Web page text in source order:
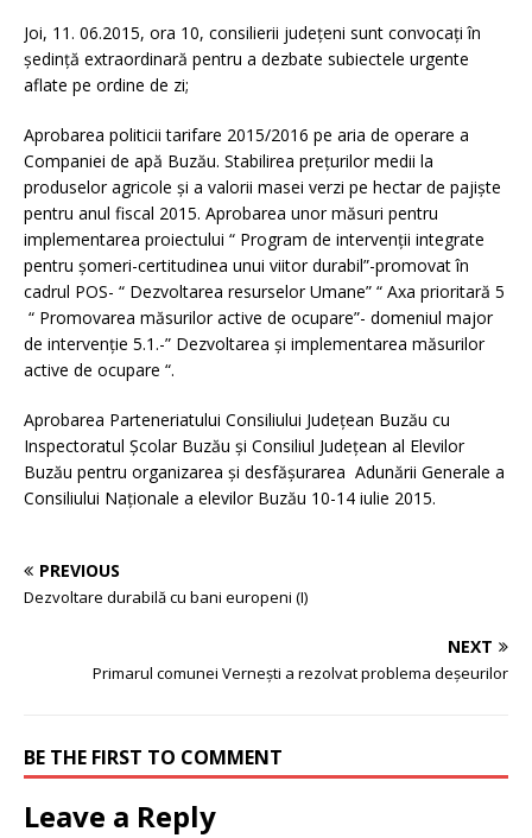
Joi, 11. 06.2015, ora 10, consilierii judeţeni sunt convocaţi în
şedinţă extraordinară pentru a dezbate subiectele urgente
aflate pe ordine de zi;
Aprobarea politicii tarifare 2015/2016 pe aria de operare a
Companiei de apă Buzău. Stabilirea preţurilor medii la
produselor agricole şi a valorii masei verzi pe hectar de pajişte
pentru anul fiscal 2015. Aprobarea unor măsuri pentru
implementarea proiectului “ Program de intervenţii integrate
pentru şomeri-certitudinea unui viitor durabil”-promovat în
cadrul POS- “ Dezvoltarea resurselor Umane” “ Axa prioritară 5
“ Promovarea măsurilor active de ocupare”- domeniul major
de intervenţie 5.1.-” Dezvoltarea şi implementarea măsurilor
active de ocupare “.
Aprobarea Parteneriatului Consiliului Judeţean Buzău cu
Inspectoratul Şcolar Buzău şi Consiliul Judeţean al Elevilor
Buzău pentru organizarea şi desfăşurarea Adunării Generale a
Consiliului Naţionale a elevilor Buzău 10-14 iulie 2015.
PREVIOUS
Dezvoltare durabilă cu bani europeni (I)
NEXT
Primarul comunei Verneşti a rezolvat problema deşeurilor
BE THE FIRST TO COMMENT
Leave a Reply